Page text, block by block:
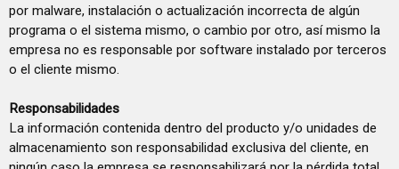
por malware, instalación o actualización incorrecta de algún
programa o el sistema mismo, o cambio por otro, así mismo la
empresa no es responsable por software instalado por terceros
o el cliente mismo.
Responsabilidades
La información contenida dentro del producto y/o unidades de
almacenamiento son responsabilidad exclusiva del cliente, en